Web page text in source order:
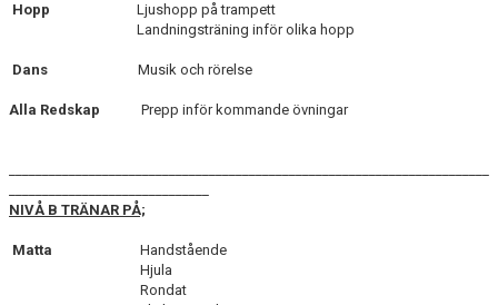
Hopp
Ljushopp på trampett
Landningsträning inför olika hopp
Dans Musik och rörelse
Alla Redskap Prepp inför kommande övningar
NIVÅ B TRÄNAR PÅ;
Matta
Handstående
Hjula
Rondat